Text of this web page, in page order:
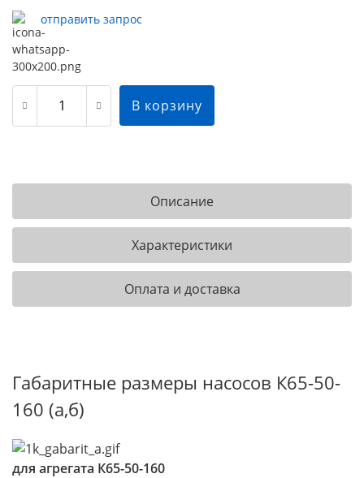
отправить запрос
В корзину
Описание
Характеристики
Оплата и доставка
Габаритные размеры насосов К65-50-
160 (а,б)
для агрегата К65-50-160